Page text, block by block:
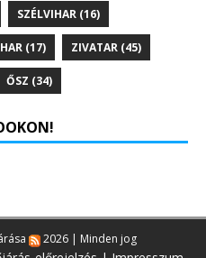
SZÉLVIHAR (16)
(17) ZIVATAR (45)
ŐSZ (34)
2026 | Minden jog